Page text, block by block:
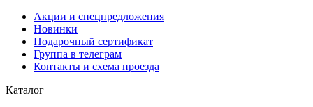
Акции и спецпредложения
Новинки
Подарочный сертификат
Группа в телеграм
Контакты и схема проезда
Каталог